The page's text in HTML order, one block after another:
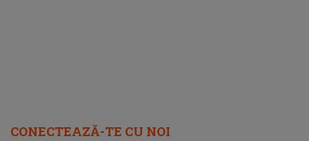
CONECTEAZĂ-TE CU NOI